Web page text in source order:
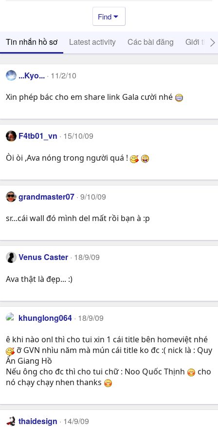
Find
Tin nhắn hồ sơ Latest activity Các bài đăng Giới thiệu
...Kyo... 11/2/10
Xin phép bác cho em share link Gala cười nhé
F4tb01_vn 15/10/09
Òi òi ,Ava nóng trong người quá !
grandmaster07 9/10/09
sr...cái wall đó mình del mất rồi bạn à :p
Venus Caster 18/9/09
Ava thật là đẹp... :)
khunglong064 18/9/09
ê khi nào onl thì cho tui xin 1 cái title bên homeviệt nhé
ỡ GVN nhìu năm mà mún cái title ko đc :( nick là : Quy
Ẩn Giang Hồ
Nếu ông cho đc thì cho tui chữ : Noo Quốc Thịnh
cho
nó chạy chạy nhen thanks
thaidesign 14/9/09